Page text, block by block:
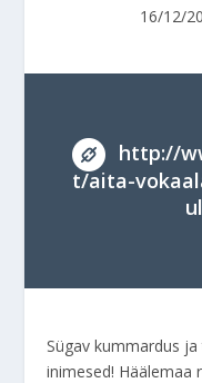
16/12/
http://
t/aita-
Sügav kummardus
inimesed!